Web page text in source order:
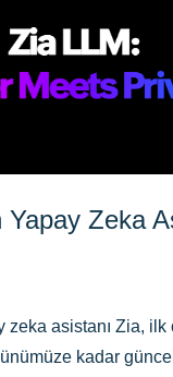
Zeka
zeka asistanı Zia, ilk
günümüze kadar